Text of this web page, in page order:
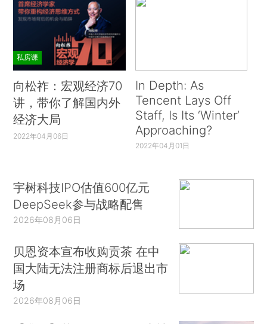
私房课
向松祚：宏观经济70
讲，带你了解国内外
经济大局
2022年04月06日
In Depth: As
Tencent Lays Off
Staff, Is Its ‘Winter’
Approaching?
2022年04月01日
宇树科技IPO估值600亿元
DeepSeek参与战略配售
2026年08月06日
贝恩资本宣布收购贡茶 在中
国大陆无法注册商标后退出市
场
2026年08月06日